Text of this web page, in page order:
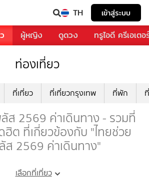
TH เข้าสู่ระบบ
ผู้หญิง ดูดวง ทรูไอดี ครีเอเตอ
ท่องเที่ยว
ที่เที่ยว ที่เที่ยวกรุงเทพ ที่พัก
ส 2569 ค่าเดินทาง - รวมที่
ฮิต ที่เกี่ยวข้องกับ "ไทยช่วย
ส 2569 ค่าเดินทาง"
เลือกที่เที่ยว